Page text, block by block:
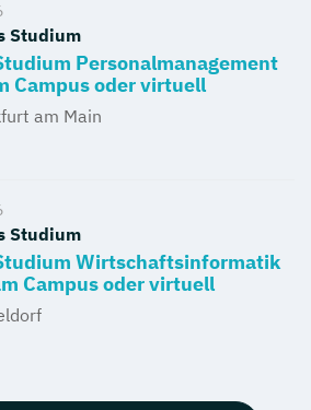
Studium
Personalmanagement
Campus oder virtuell
am Main
Studium
Wirtschaftsinformatik
Campus oder virtuell